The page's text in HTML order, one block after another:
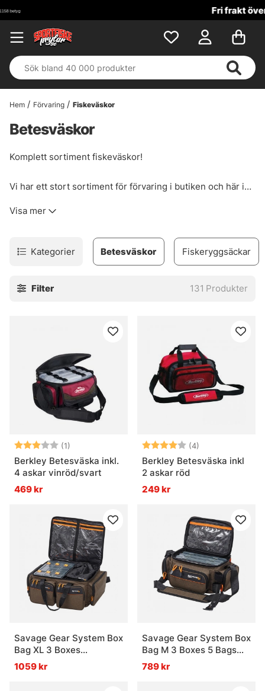
Hem Förvaring Fiskeväskor
Betesväskor
Komplett sortiment fiskeväskor!
Vi har ett stort sortiment för förvaring i butiken och här i
där vi ofta har väldigt förmånliga erbjudanden på både
Glöm inte att tänka på att välja rätt väska beroende på om
Visa mer
Kategorier Betesväskor Fiskeryggsäckar
Filter 131 Produkter
Betyg: (1)
3.0 utav 5 stjärnor
Berkley Betesväska inkl.
4 askar vinröd/svart
469 kr
Betyg: (4)
Berkley Betesväska inkl
2 askar röd
249 kr
Savage Gear System Box
Bag XL 3 Boxes
25x67x46cm 59L
1059 kr
Savage Gear System Box
Bag M 3 Boxes 5 Bags
20x40x29cm 12L
789 kr